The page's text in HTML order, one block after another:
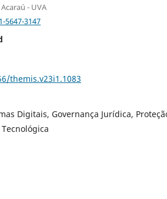
- UVA
5647-3147
themis.v23i1.1083
Digitais, Governança Jurídica,